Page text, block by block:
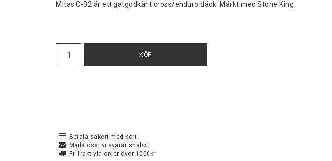
Mitas C-02 är ett gatgodkänt cross/enduro däck. Märkt med Stone King
KÖP
Betala säkert med kort
Maila oss, vi svarar snabbt!
Fri frakt vid order över 1000kr